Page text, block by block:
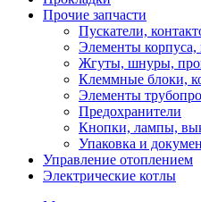
Прочие запчасти
Пускатели,
Элементы корпуса,
Жгуты, шнуры,
Клеммные блоки,
Элементы
Предохранители
Кнопки, лампы,
Упаковка и
Управление отоплением
Электрические котлы